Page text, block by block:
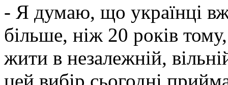
- Я думаю, що українці
більше, ніж 20 років
жити в незалежній,
цей вибір сьогодні